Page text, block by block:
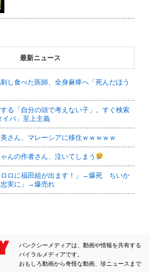
最新ニュース
刺し食べた医師、全身麻痺へ「死んだほう
する「自分の頭で考えない子」。すぐ検索
イパ」至上主義
美さん、マレーシアに移住ｗｗｗｗｗ
ゃんの作者さん、泣いてしまう
ロロに福田組が出ます！」→爆死 ちいか
実に」→爆売れ
バンクシーメディアは、動画や情報を共有する
バイラルメディアです。
おもしろ動画から奇怪な動画、珍ニュースまで